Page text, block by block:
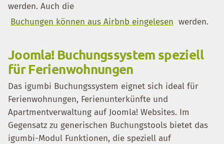
werden. Auch die
Buchungen können aus Airbnb eingelesen werden.
Joomla! Buchungssystem speziell
für Ferienwohnungen
Das igumbi Buchungssystem eignet sich ideal für
Ferienwohnungen, Ferienunterkünfte und
Apartmentverwaltung auf Joomla! Websites. Im
Gegensatz zu generischen Buchungstools bietet das
igumbi-Modul Funktionen, die speziell auf